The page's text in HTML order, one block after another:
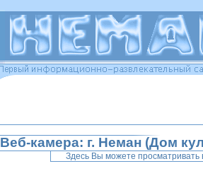
Веб-камера: г. Неман (Дом
Здесь Вы можете просматривать